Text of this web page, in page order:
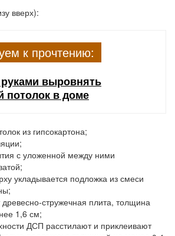
вверх):
к прочтению:
выровнять
потолок в доме
из гипсокартона;
с уложенной между ними
укладывается подложка из смеси
стружечная плита, толщина
1,6 см;
ДСП расстилают и приклеивают